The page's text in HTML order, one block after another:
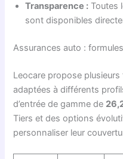
Transparence : Toutes
sont disponibles
Assurances auto :
Leocare propose plusieurs
adaptées à différents
d’entrée de gamme de
Tiers et des options
personnaliser leur